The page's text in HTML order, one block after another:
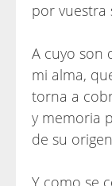
por vuestra
A cuyo son
mi alma,
torna a
y memoria
de su
Y como se